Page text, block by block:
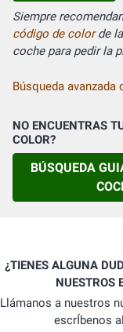
Siempre
código de colorde
coche para pedir la
Búsqueda
NO ENCUENTRAS
COLOR?
BÚSQUEDA
¿TIENES ALGUNA
NUESTROS
Llámanos a nuestros
escrÍbenos